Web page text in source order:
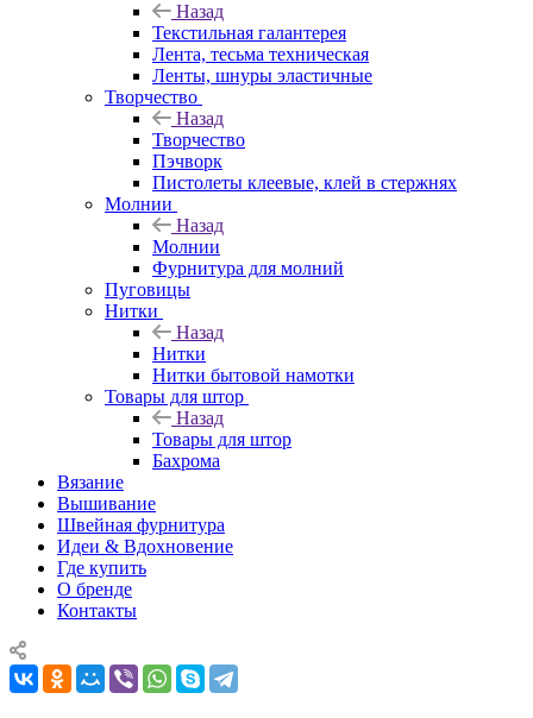
Назад
Текстильная галантерея
Лента, тесьма техническая
Ленты, шнуры эластичные
Творчество
Назад
Творчество
Пэчворк
Пистолеты клеевые, клей в стержнях
Молнии
Назад
Молнии
Фурнитура для молний
Пуговицы
Нитки
Назад
Нитки
Нитки бытовой намотки
Товары для штор
Назад
Товары для штор
Бахрома
Вязание
Вышивание
Швейная фурнитура
Идеи & Вдохновение
Где купить
О бренде
Контакты